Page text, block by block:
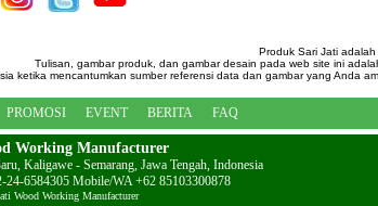
Produk Sari Jati
Tulisan, gambar produk, dan gambar desain pada web site ini
ketika mencantumkan sumber referensi data dan gambar yang Anda
PROMOSI EVENT BERITA FAQ
Working Manufacturer
Kaligawe - Semarang, Jawa Tengah, Indonesia
24-6584305 Mobile/WA +62 85103300878
Wood Working Manufacturer